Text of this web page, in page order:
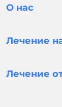
О нас
Лечение
Лечение